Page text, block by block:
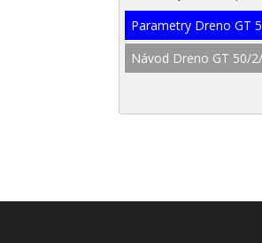
Parametry Dreno GT
Návod Dreno GT 50/